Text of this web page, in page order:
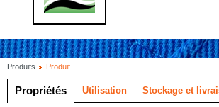
Produits Produit
Propriétés Utilisation Stockage et